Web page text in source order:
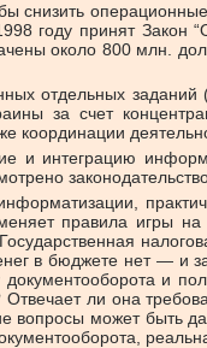
году принят
около 800 млн.
отдельных
за счет
координации
и интеграцию
правила игры
в бюджете нет — и
и
Отвечает ли она
может быть